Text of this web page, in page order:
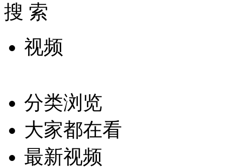
搜 索
视频
分类浏览
大家都在看
最新视频